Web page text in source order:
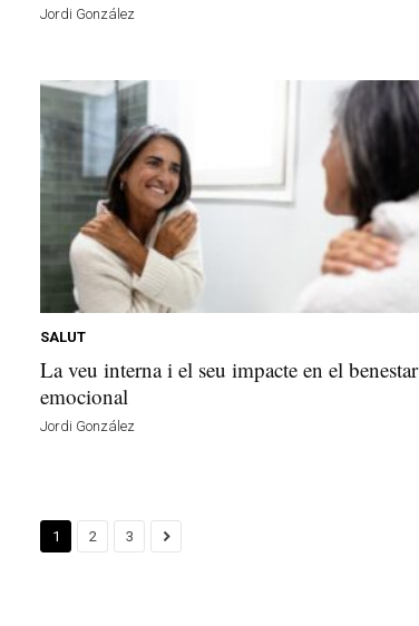
Jordi González
SALUT
La veu interna i el seu impacte en el benestar
emocional
Jordi González
1 2 3